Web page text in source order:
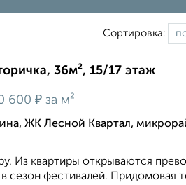
Сортировка:
36м², 15/17 этаж
600 ₽ за м²
ЖК Лесной Квартал,
Из квартиры открываются
сезон фестивалей. Придомовая